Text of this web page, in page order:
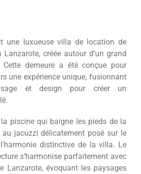
une luxueuse villa de location de
créée autour d’un grand
demeure a été conçue pour
une expérience unique, fusionnant
et design pour créer un
piscine qui baigne les pieds de la
jacuzzi délicatement posé sur le
distinctive de la villa. Le
s’harmonise parfaitement avec
Lanzarote, évoquant les paysages